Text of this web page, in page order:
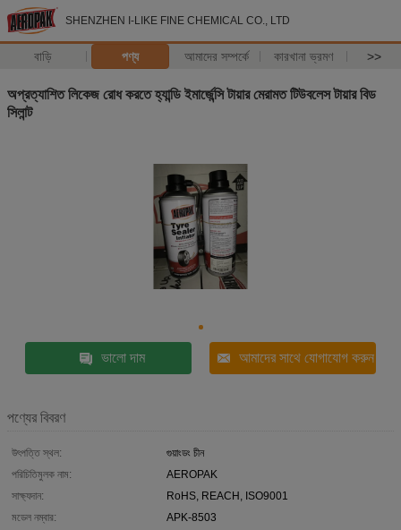
SHENZHEN I-LIKE FINE CHEMICAL CO., LTD
বাড়ি পণ্য আমাদের সম্পর্কে কারখানা ভ্রমণ >>
অপ্রত্যাশিত লিকেজ রোধ করতে হ্যান্ডি ইমার্জেন্সি টায়ার মেরামত টিউবলেস টায়ার বিড
সিলান্ট
ভালো দাম আমাদের সাথে যোগাযোগ করুন
পণ্যের বিবরণ
উৎপত্তি স্থল:
গুয়াংডং চীন
পরিচিতিমুলক নাম:
AEROPAK
সাক্ষ্যদান:
RoHS, REACH, ISO9001
মডেল নম্বার:
APK-8503